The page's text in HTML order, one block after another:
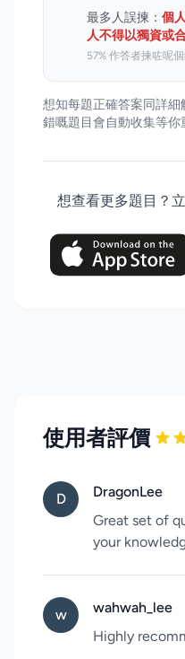
最多人誤揀： 個
人不得以獨資或
57% 作答者揀咗呢
想知每題正確答案同詳
錯嘅題目會自動收集等你
想查看更多題目？
使用者評價
D DragonLee
Great set of
your
w wahwah_lee
Highly